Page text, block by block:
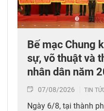
Bế mạc Chung
sự, võ thuật và
nhân dân năm
07/08/2026 TIN
Ngày 6/8, tại thành